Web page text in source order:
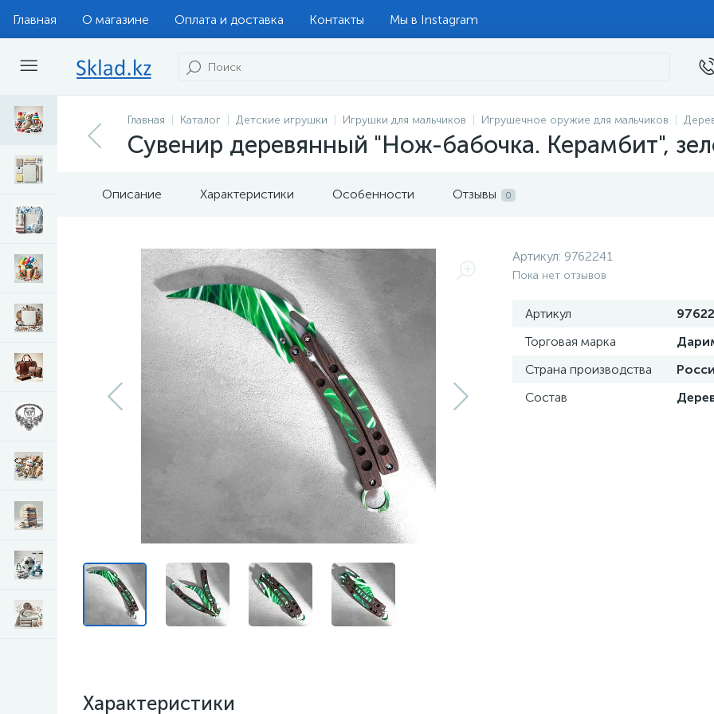
Главная О магазине Оплата и доставка Контакты Мы в Instagram
Главная Каталог Детские игрушки Игрушки для мальчиков Игрушечное оружие для мальчиков
Сувенир деревянный "Нож-бабочка. Керамбит",
Описание Характеристики Особенности Отзывы 0
Артикул: 9762241
Пока нет отзывов
Артикул
Торговая марка
Страна производства
Состав
Характеристики